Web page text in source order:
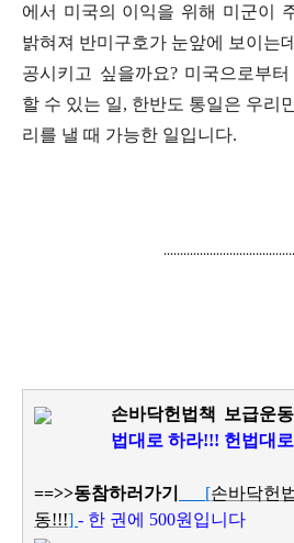
에서 미국의 이익을 위해 미군이
밝혀져 반미구호가 눈앞에 보이는
공시키고 싶을까요? 미국으로부
할 수 있는 일, 한반도 통일은 우리
리를 낼 때 가능한 일입니다.
손바닥헌법책 보급운
법대로 하라!!! 헌법대
==>>동참하러가기 [손바닥
동!!!] - 한 권에 500원입니다